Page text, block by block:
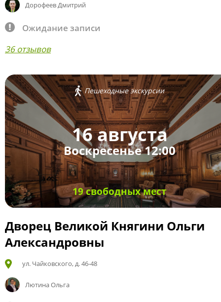
Дорофеев Дмитрий
Ожидание записи
36 отзывов
Пешеходные экскурсии
16 августа
Воскресенье 12:00
19 свободных мест
Дворец Великой Княгини Ольги
Александровны
ул. Чайковского, д. 46-48
Лютина Ольга